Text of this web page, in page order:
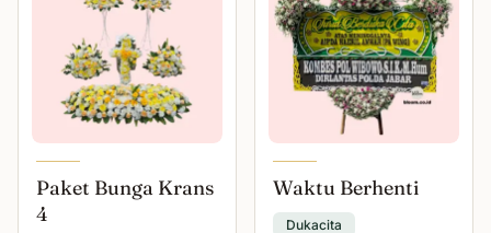
Paket Bunga Krans
4
Waktu Berhenti
Dukacita